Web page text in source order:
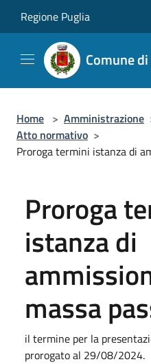
Regione Puglia
Comune
Home > Amministrazione
Atto normativo >
Proroga termini istanza di
Proroga
istanza di
massa
il termine per la
prorogato al 29/08/2024.